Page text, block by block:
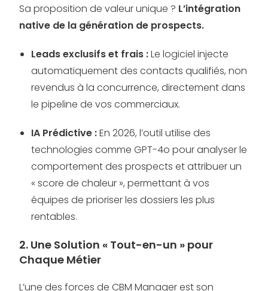
Sa proposition de valeur unique ? L’intégration
native de la génération de prospects.
Leads exclusifs et frais :Le logiciel injecte
automatiquement des contacts qualifiés, non
revendus à la concurrence, directement dans
le pipeline de vos commerciaux.
IA Prédictive :En 2026, l’outil utilise des
technologies comme GPT-4o pour analyser le
comportement des prospects et attribuer un
« score de chaleur », permettant à vos
équipes de prioriser les dossiers les plus
rentables.
2. Une Solution « Tout-en-un » pour
Chaque Métier
L’une des forces de CBM Manager est son